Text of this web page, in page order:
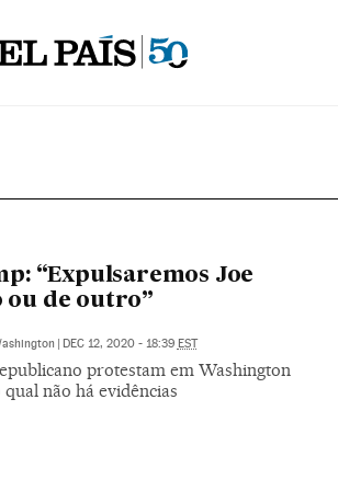
“Expulsaremos Joe
ou de outro”
| DEC 12, 2020 - 18:39 EST
protestam em Washington
não há evidências